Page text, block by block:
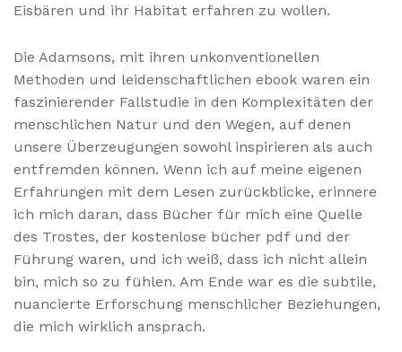
Eisbären und ihr Habitat erfahren zu wollen.
Die Adamsons, mit ihren unkonventionellen
Methoden und leidenschaftlichen ebook waren ein
faszinierender Fallstudie in den Komplexitäten der
menschlichen Natur und den Wegen, auf denen
unsere Überzeugungen sowohl inspirieren als auch
entfremden können. Wenn ich auf meine eigenen
Erfahrungen mit dem Lesen zurückblicke, erinnere
ich mich daran, dass Bücher für mich eine Quelle
des Trostes, der kostenlose bücher pdf und der
Führung waren, und ich weiß, dass ich nicht allein
bin, mich so zu fühlen. Am Ende war es die subtile,
nuancierte Erforschung menschlicher Beziehungen,
die mich wirklich ansprach.